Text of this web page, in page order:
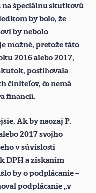
špeciálnu skutkovú
by bolo, že
by nebolo
možné, pretože táto
2016 alebo 2017,
postihovala
činiteľov, čo nemá
financií.
Ak by naozaj P.
2017 svojho
v súvislosti
DPH a získaním
by o podplácanie –
podplácanie „v